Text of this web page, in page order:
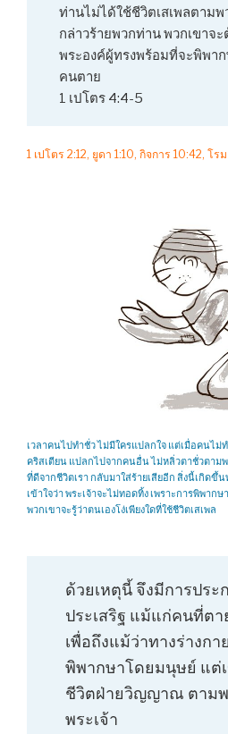
ท่านไม่ได้ใช้ชีวิตเสเพลตามพ
กล่าวร้ายพวกท่าน พวกเขาจ
พระองค์ผู้ทรงพร้อมที่จะพิพา
คนตาย
1 เปโตร 4:4-5
1 เปโตร 2:12, ยูดา 1:10, กิจการ 10:42, โร
เวลาคนไปทำชั่ว ไม่มีใครแปลกใจ แต่เมื่อคนไม่
คริสเตียน แปลกไปจากคนอื่น ไม่หลิ่วตาชั่วตาม
ที่ดีจากชีวิตเรา กลับมาใส่ร้ายเสียอีก สิ่งนี้เกิดขึ้
เข้าใจว่า พระเจ้าจะไม่ทอดทิ้ง เพราะการพิพา
พวกเขาจะรู้ว่าตนเองโง่เพียงใดที่ใช้ชีวิตเสเพล
ด้วยเหตุนี้ จึงมีการประ
ประเสริฐ แม้แก่คนที่ตา
เพื่อถึงแม้ว่าทางร่างกา
พิพากษาโดยมนุษย์ แต่
ชีวิตฝ่ายวิญญาณ ตามพ
พระเจ้า